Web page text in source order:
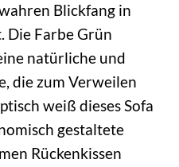
Blickfang in
Die Farbe Grün
natürliche und
die zum Verweilen
weiß dieses Sofa
gestaltete
Rückenkissen